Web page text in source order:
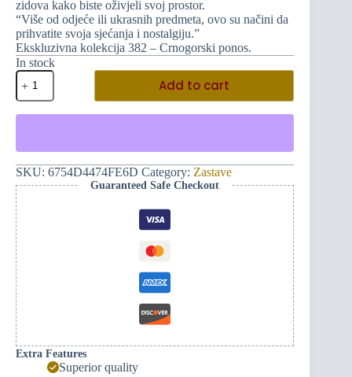
zidova kako biste oživjeli svoj prostor.
“Više od odjeće ili ukrasnih predmeta, ovo su načini da
prihvatite svoja sjećanja i nostalgiju.”
Ekskluzivna kolekcija 382 – Crnogorski ponos.
In stock
Impozantna
okomita
zastava
Vječne
i
ruka
L
(crvena)
quantity
Add to cart
SKU: 6754D4474FE6D Category: Zastave
Guaranteed Safe Checkout
Extra Features
Superior quality